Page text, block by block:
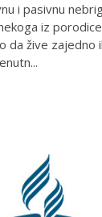
i pasivnu
iz
da žive zajedno